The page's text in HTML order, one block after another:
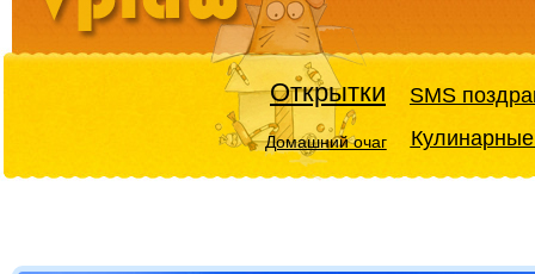
Открытки SMS
Домашний очаг